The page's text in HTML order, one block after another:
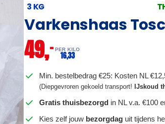
3 KG
Varkenshaas
49,– PER KILO
16,33
Min. bestelbedrag €25: Kosten NL
(Diepgevroren gekoeld transport!IJskoud
Gratis thuisbezorgd in NL v.a. €100
Kies zelf jouw bezorgdag uit tijdens